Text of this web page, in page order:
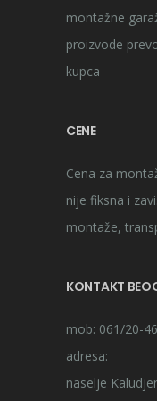
montažne
proizvode
kupca
CENE
Cena za
nije fiksna i
montaže,
KONTAKT
mob: 061/20-
adresa:
naselje